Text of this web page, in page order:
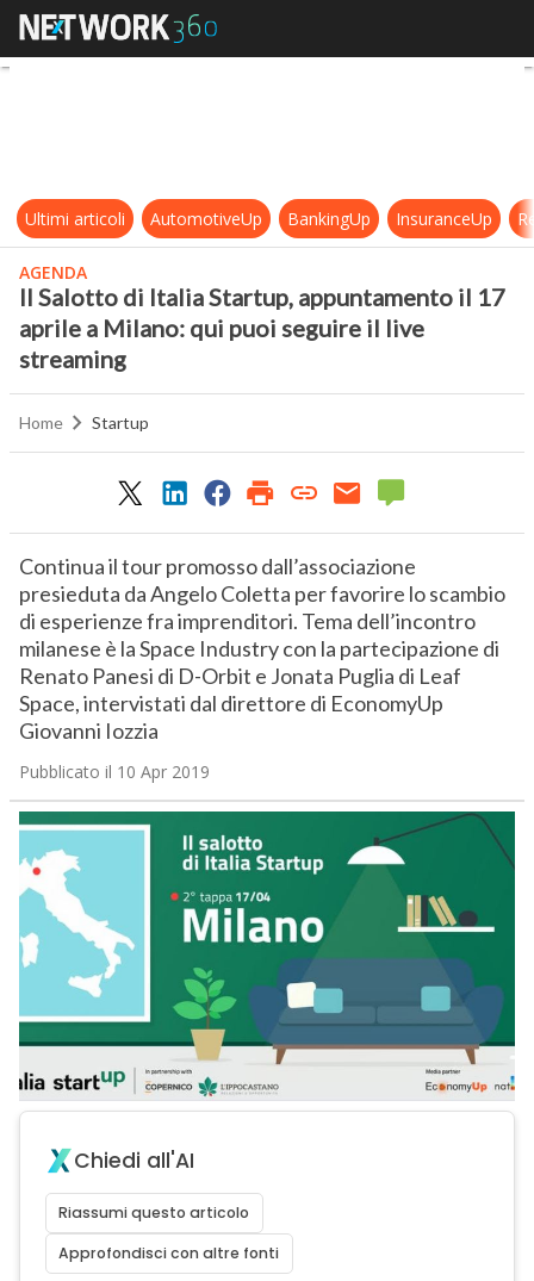
Il Salotto di Italia Startup,
Ultimi articoli AutomotiveUp BankingUp InsuranceUp
AGENDA
Il Salotto di Italia Startup, appuntamento il 17
aprile a Milano: qui puoi seguire il live
streaming
Home Startup
Continua il tour promosso dall’associazione
presieduta da Angelo Coletta per favorire lo scambio
di esperienze fra imprenditori. Tema dell’incontro
milanese è la Space Industry con la partecipazione di
Renato Panesi di D-Orbit e Jonata Puglia di Leaf
Space, intervistati dal direttore di EconomyUp
Giovanni Iozzia
Pubblicato il 10 Apr 2019
Chiedi all'AI
Riassumi questo articolo
Approfondisci con altre fonti